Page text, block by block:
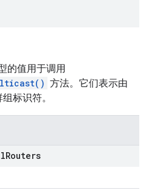
的值用于调用
方法。它们表示由
标识符。
Routers